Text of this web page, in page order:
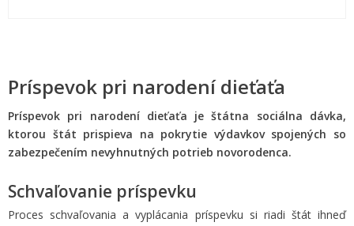
Príspevok pri narodení dieťaťa
Príspevok pri narodení dieťaťa je štátna sociálna dávka,
ktorou štát prispieva na pokrytie výdavkov spojených so
zabezpečením nevyhnutných potrieb novorodenca.
Schvaľovanie príspevku
Proces schvaľovania a vyplácania príspevku si riadi štát ihneď